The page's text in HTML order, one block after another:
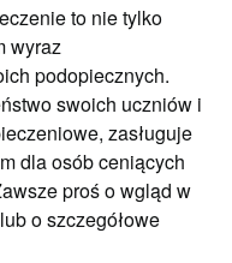
to nie tylko
wyraz
podopiecznych.
swoich uczniów i
zasługuje
dla osób ceniących
proś o wgląd w
o szczegółowe